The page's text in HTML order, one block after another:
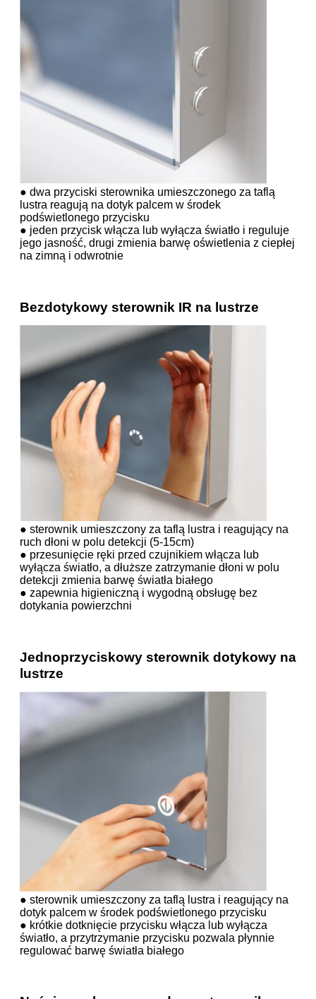
● dwa przyciski sterownika umieszczonego za taflą
lustra reagują na dotyk palcem w środek
podświetlonego przycisku
● jeden przycisk włącza lub wyłącza światło i reguluje
jego jasność, drugi zmienia barwę oświetlenia z ciepłej
na zimną i odwrotnie
Bezdotykowy sterownik IR na lustrze
● sterownik umieszczony za taflą lustra i reagujący na
ruch dłoni w polu detekcji (5-15cm)
● przesunięcie ręki przed czujnikiem włącza lub
wyłącza światło, a dłuższe zatrzymanie dłoni w polu
detekcji zmienia barwę światła białego
● zapewnia higieniczną i wygodną obsługę bez
dotykania powierzchni
Jednoprzyciskowy sterownik dotykowy na
lustrze
● sterownik umieszczony za taflą lustra i reagujący na
dotyk palcem w środek podświetlonego przycisku
● krótkie dotknięcie przycisku włącza lub wyłącza
światło, a przytrzymanie przycisku pozwala płynnie
regulować barwę światła białego